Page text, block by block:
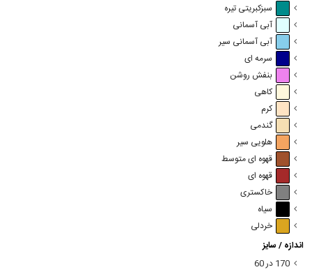
سبزکبریتی تیره
آبی آسمانی
آبی آسمانی سیر
سرمه ای
بنفش روشن
کاهی
کرم
گندمی
هلویی سیر
قهوه ای متوسط
قهوه ای
خاکستری
سیاه
خردلی
اندازه / سایز
170 در 60